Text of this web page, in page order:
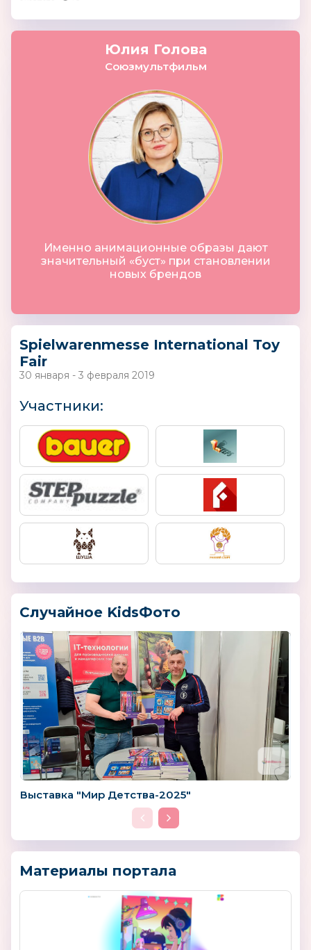
Юлия Голова
Союзмультфильм
Именно анимационные образы дают
значительный «буст» при становлении
новых брендов
Spielwarenmesse International Toy
Fair
30 января - 3 февраля 2019
Участники:
Случайное KidsФото
Выставка "Мир Детства-2025"
Материалы портала